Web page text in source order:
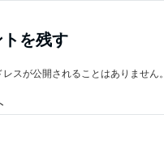
トを残す
レスが公開されることはありません。